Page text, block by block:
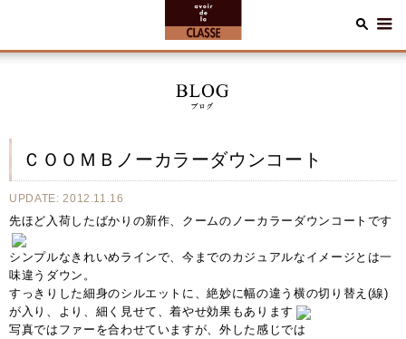
ＣＯＯＭＢノーカラーダウンコート
UPDATE: 2012.11.16
先ほど入荷したばかりの新作、クームのノーカラーダウンコートです
シンプルなきれいめラインで、今までのカジュアルなイメージとは一
味違うダウン。
すっきりした細身のシルエットに、絶妙に幅の違う横の切り替え(線)
が入り、より、細く見せて、着やせ効果もあります
写真ではファーを合わせていますが、外した感じでは